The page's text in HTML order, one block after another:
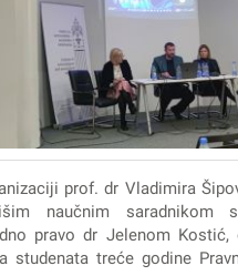
prof. dr Vladimira
naučnim saradnikom
pravo dr Jelenom Kostić,
studenata treće godine